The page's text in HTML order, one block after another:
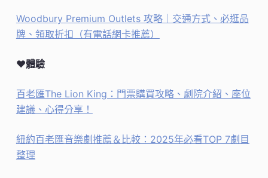
Woodbury Premium Outlets 攻略｜交通方式、必逛品
牌、領取折扣（有電話網卡推薦）
♥體驗
百老匯The Lion King：門票購買攻略、劇院介紹、座位
建議、心得分享！
紐約百老匯音樂劇推薦＆比較：2025年必看TOP 7劇目
整理